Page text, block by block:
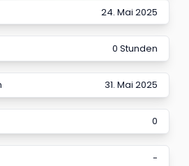
24. Mai 2025
0 Stunden
31. Mai 2025
0
-